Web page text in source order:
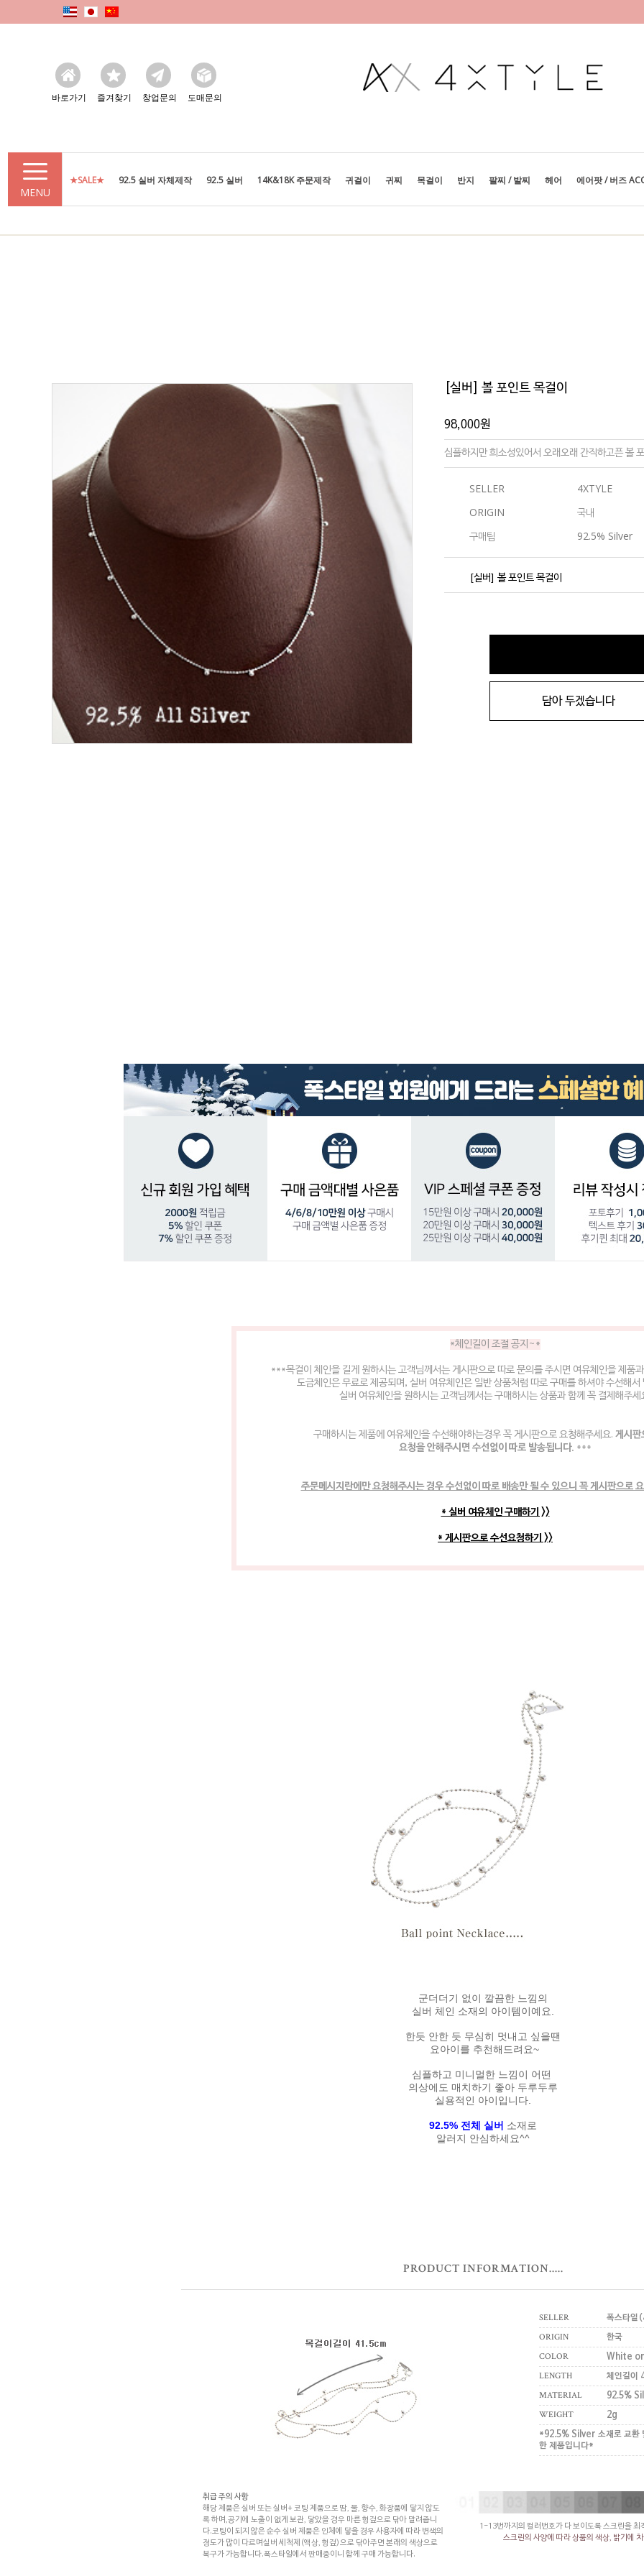
바로가기 즐겨찾기 창업문의 도매문의
MENU
★SALE★ 92.5 실버 자체제작 92.5 실버 14K&18K 주문제작 귀걸이 귀찌 목걸이 반지 팔찌 / 발찌 헤어 에어팟 / 버즈
[실버] 볼 포인트 목걸이
98,000원
심플하지만 희소성있어서 오래오래 간직하고픈 볼
SELLER
4XTYLE
ORIGIN
국내
구매팁
92.5% Silver
[실버] 볼 포인트 목걸이
담아 두겠습니다
*체인길이 조절 공지~*
***목걸이 체인을 길게 원하시는 고객님께서는 게시판으로 따로 문의를 주시면 여유체인을 제품
도금체인은 무료로 제공되며, 실버 여유체인은 일반 상품처럼 따로 구매를 하셔야 수선해서
실버 여유체인을 원하시는 고객님께서는 구매하시는 상품과 함께 꼭 결제해주세
구매하시는 제품에 여유체인을 수선해야하는경우 꼭 게시판으로 요청해주세요. 게시판
요청을 안해주시면 수선없이 따로 발송됩니다. ***
주문메시지란에만 요청해주시는 경우 수선없이 따로 배송만 될 수 있으니 꼭 게시판으로
* 실버 여유체인 구매하기 >>
* 게시판으로 수선요청하기 >>
군더더기 없이 깔끔한 느낌의
실버 체인 소재의 아이템이예요.
한듯 안한 듯 무심히 멋내고 싶을땐
요아이를 추천해드려요~
심플하고 미니멀한 느낌이 어떤
의상에도 매치하기 좋아 두루두루
실용적인 아이입니다.
92.5% 전체 실버 소재로
알러지 안심하세요^^
PRODUCT INFORMATION.....
SELLER 폭스타
ORIGIN 한국
COLOR White
LENGTH 체인길이
MATERIAL 92.5%
WEIGHT
2g
*92.5% Silver 소재로 교환
한 제품입니다*
취급 주의 사항
해당 제품은 실버 또는 실버+ 코팅 제품으로 땀, 물, 향수, 화장품에 닿지 않도
록 하며,공기에 노출이 없게 보관, 닿았을 경우 마른 헝겊으로 닦아 말려줍니
다.코팅이 되지 않은 순수 실버 제품은 인체에 닿을 경우 사용자에 따라 변색의
정도가 많이 다르며실버 세척제(액상, 헝겊)으로 닦아주면 본래의 색상으로
복구가 가능합니다.폭스타일에서 판매중이니 함께 구매 가능합니다.
1-13번까지의 컬러번호가 다 보이도록 스크린을 최
스크린의 사양에 따라 상품의 색상, 밝기에